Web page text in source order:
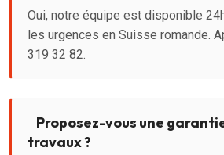
Oui, notre équipe est disponible
les urgences en Suisse romande.
319 32 82.
Proposez-vous une
travaux ?